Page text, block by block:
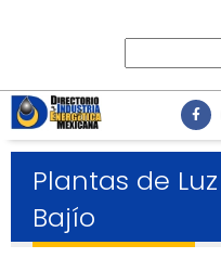
Plantas de
Bajío